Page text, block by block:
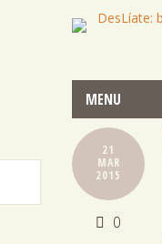
MENU
21
MAR
2015
0